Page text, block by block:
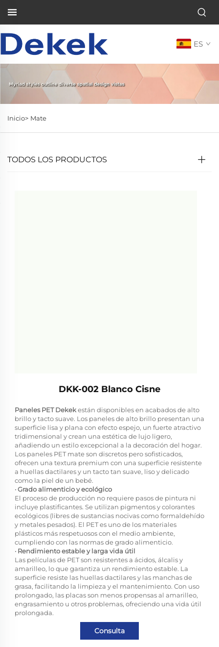
ES
Inicio> Mate
TODOS LOS PRODUCTOS
DKK-002 Blanco Cisne
Paneles PET Dekekestán disponibles en acabados de alto
brillo y tacto suave. Los paneles de alto brillo presentan una
superficie lisa y plana con efecto espejo, un fuerte atractivo
tridimensional y crean una estética de lujo ligero,
añadiendo un estilo excepcional a la decoración del hogar.
Los paneles PET mate son discretos pero sofisticados,
ofrecen una textura premium con una superficie resistente
a huellas dactilares y un tacto tan suave, liso y delicado
como la piel de un bebé.
· Grado alimenticio y ecológico
El proceso de producción no requiere pasos de pintura ni
incluye plastificantes. Se utilizan pigmentos y colorantes
ecológicos (libres de sustancias nocivas como formaldehído
y metales pesados). El PET es uno de los materiales
plásticos más respetuosos con el medio ambiente,
cumpliendo con las normas de grado alimenticio.
· Rendimiento estable y larga vida útil
Las películas de PET son resistentes a ácidos, álcalis y
amarilleo, lo que garantiza un rendimiento estable. La
superficie resiste las huellas dactilares y las manchas de
grasa, facilitando la limpieza y el mantenimiento. Con uso
prolongado, las placas son menos propensas al amarilleo,
engrasamiento u otros problemas, ofreciendo una vida útil
prolongada.
Consulta